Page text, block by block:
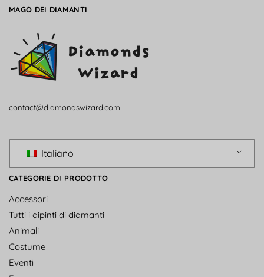
MAGO DEI DIAMANTI
contact@diamondswizard.com
Italiano
CATEGORIE DI PRODOTTO
Accessori
Tutti i dipinti di diamanti
Animali
Costume
Eventi